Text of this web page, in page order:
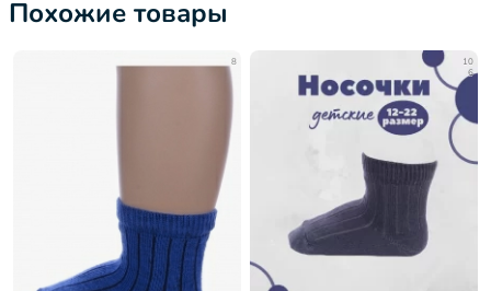
Похожие товары
8
10
6